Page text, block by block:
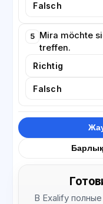
Falsch
5 Mira möchte
treffen.
Richtig
Falsch
В Exalify